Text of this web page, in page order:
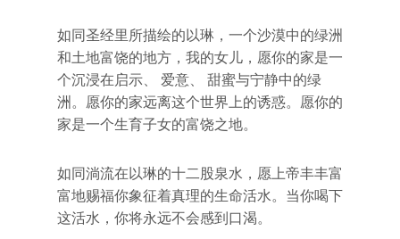
如同圣经里所描绘的以琳，一个沙漠中的绿洲
和土地富饶的地方，我的女儿，愿你的家是一
个沉浸在启示、 爱意、 甜蜜与宁静中的绿
洲。愿你的家远离这个世界上的诱惑。愿你的
家是一个生育子女的富饶之地。
如同淌流在以琳的十二股泉水，愿上帝丰丰富
富地赐福你象征着真理的生命活水。当你喝下
这活水，你将永远不会感到口渴。